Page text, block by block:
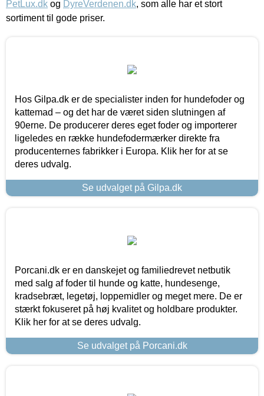
PetLux.dk og DyreVerdenen.dk, som alle har et stort
sortiment til gode priser.
Hos Gilpa.dk er de specialister inden for hundefoder og
kattemad – og det har de været siden slutningen af
90erne. De producerer deres eget foder og importerer
ligeledes en række hundefodermærker direkte fra
producenternes fabrikker i Europa. Klik her for at se
deres udvalg.
Se udvalget på Gilpa.dk
Porcani.dk er en danskejet og familiedrevet netbutik
med salg af foder til hunde og katte, hundesenge,
kradsebræt, legetøj, loppemidler og meget mere. De er
stærkt fokuseret på høj kvalitet og holdbare produkter.
Klik her for at se deres udvalg.
Se udvalget på Porcani.dk